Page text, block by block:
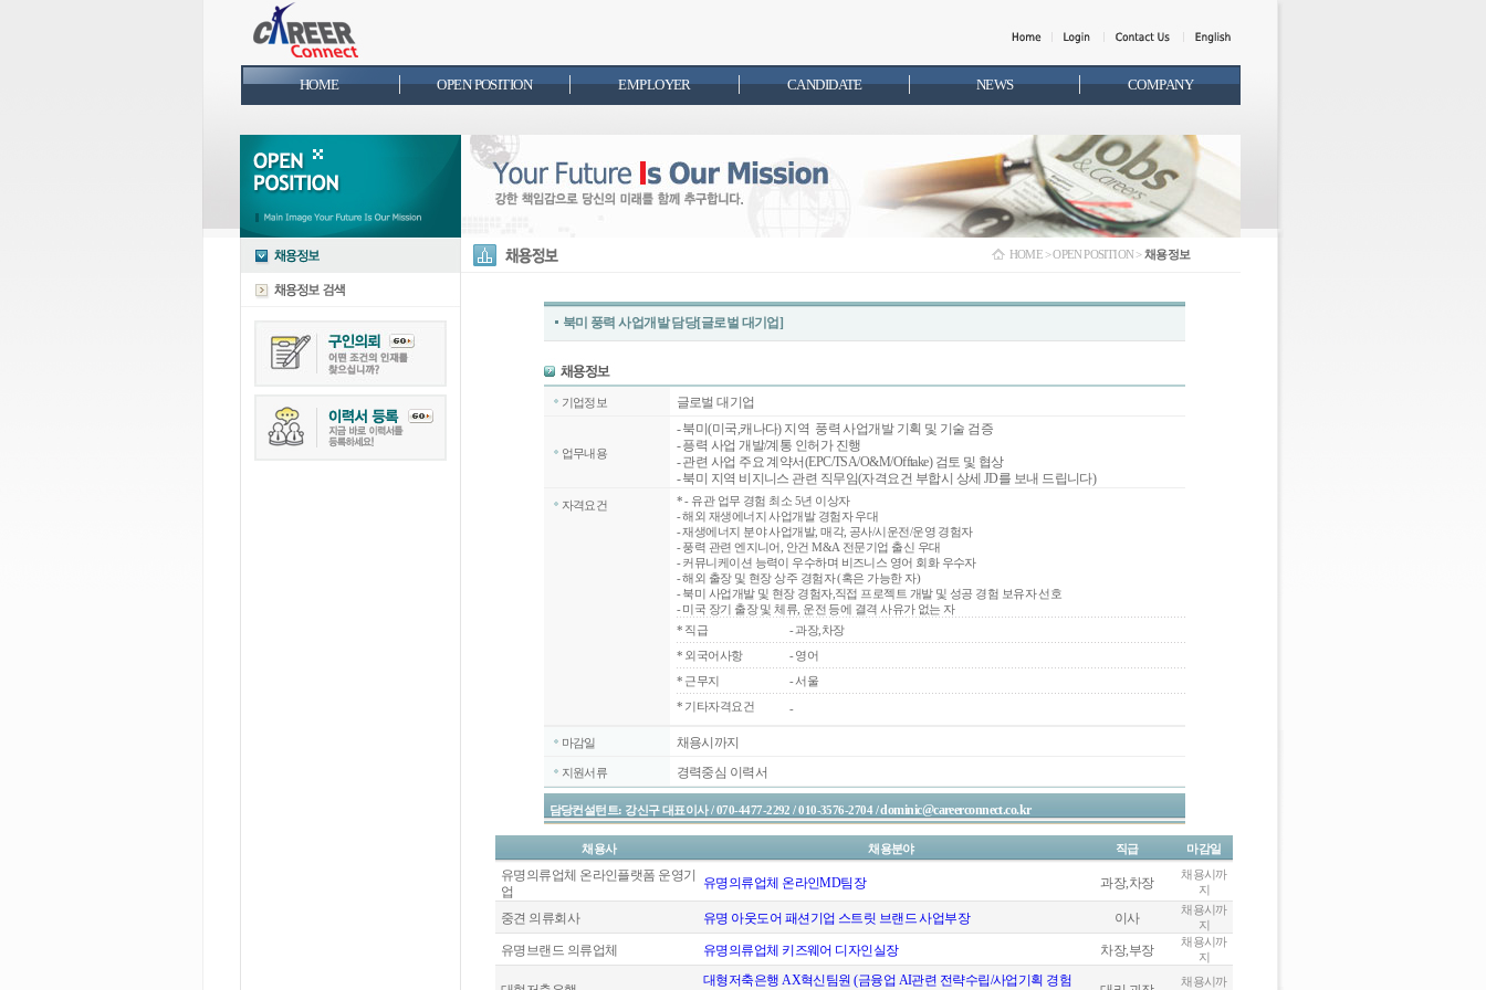
HOME OPEN POSITION EMPLOYER CANDIDATE NEWS COMPANY
HOME > OPEN POSITION > 채용정보
북미 풍력 사업개발 담당[글로벌 대기업]
기업정보 글로벌 대기업
업무내용
- 북미(미국,캐나다) 지역 풍력 사업개발 기획 및 기술 검증
- 픙력 사업 개발/계통 인허가 진행
- 관련 사업 주요 계약서(EPC/TSA/O&M/Offtake) 검토 및 협상
- 북미 지역 비지니스 관련 직무임(자격요건 부합시 상세 JD를 보내 드립니다)
자격요건 *- 유관 업무 경험 최소 5년 이상자
- 해외 재생에너지 사업개발 경험자 우대
- 재생에너지 분야 사업개발, 매각, 공사/시운전/운영 경험자
- 풍력 관련 엔지니어, 안건 M&A 전문기업 출신 우대
- 커뮤니케이션 능력이 우수하며 비즈니스 영어 회화 우수자
- 해외 출장 및 현장 상주 경험자 (혹은 가능한 자)
- 북미 사업개발 및 현장 경험자,직접 프로젝트 개발 및 성공 경험 보유자 선호
- 미국 장기 출장 및 체류, 운전 등에 결격 사유가 없는 자
* 직급
- 과장,차장
* 외국어사항
- 영어
* 근무지
- 서울
* 기타자격요건
-
마감일 채용시까지
지원서류 경력중심 이력서
담당컨설턴트: 강신구 대표이사 / 070-4477-2292 / 010-3576-2704 /dominic@careerconnect.co.kr
채용사 채용분야 직급 마감일
유명의류업체 온라인플랫폼 운영기
업
유명의류업체 온라인MD팀장 과장,차장
채용시까
지
중견 의류회사 유명 아웃도어 패션기업 스트릿 브랜드 사업부장 이사
채용시까
지
유명브랜드 의류업체 유명의류업체 키즈웨어 디자인실장 차장,부장
채용시까
지
대형저축은행 AX혁신팀원 (금융업 AI관련 전략수립/사업기획 경험 채용시까